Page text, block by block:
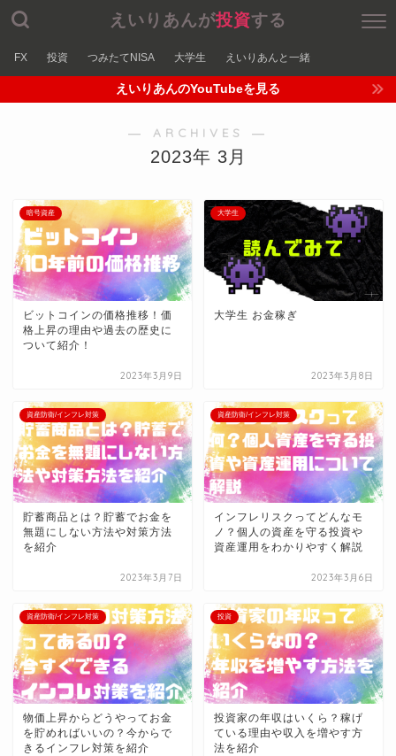
えいりあんが投資する
FX 投資 つみたてNISA 大学生 えいりあんと一緒
えいりあんのYouTubeを見る
― ARCHIVES ―
2023年 3月
暗号資産
ビットコインの価格推移！価
格上昇の理由や過去の歴史に
ついて紹介！
2023年3月9日
大学生
大学生 お金稼ぎ
2023年3月8日
資産防衛/インフレ対策
貯蓄商品とは？貯蓄でお金を
無題にしない方法や対策方法
を紹介
2023年3月7日
資産防衛/インフレ対策
インフレリスクってどんなモ
ノ？個人の資産を守る投資や
資産運用をわかりやすく解説
2023年3月6日
資産防衛/インフレ対策
物価上昇からどうやってお金
を貯めればいいの？今からで
きるインフレ対策を紹介
投資
投資家の年収はいくら？稼げ
ている理由や収入を増やす方
法を紹介